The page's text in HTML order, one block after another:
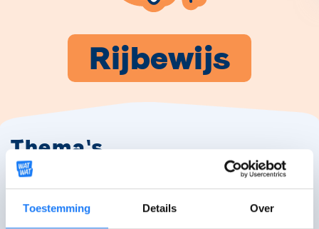
Toestemming Details Over
Rijbewijs
Thema's
Rijbewijs B (auto)